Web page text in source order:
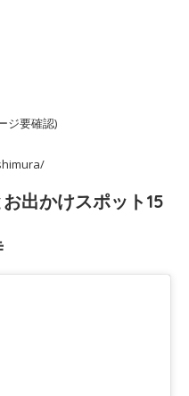
ジ要確認)
出かけスポット15